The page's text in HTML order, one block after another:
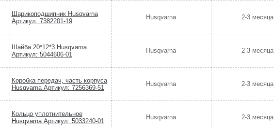
Шарикоподшипник Husqvarna
Артикул: 7382201-19
Husqvarna 2-3 месяца
Шайба 20*12*3 Husqvarna
Артикул: 5044606-01
Husqvarna 2-3 месяца
Коробка передач, часть корпуса
Husqvarna Артикул: 7256369-51
Husqvarna 2-3 месяца
Кольцо уплотнительное
Husqvarna Артикул: 5033240-01
Husqvarna 2-3 месяца